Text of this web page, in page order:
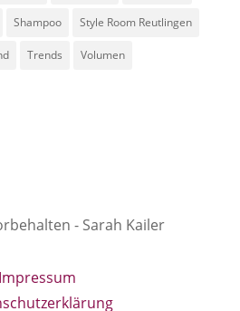
Shampoo Style Room Reutlingen
Trends Volumen
- Sarah Kailer
Impressum